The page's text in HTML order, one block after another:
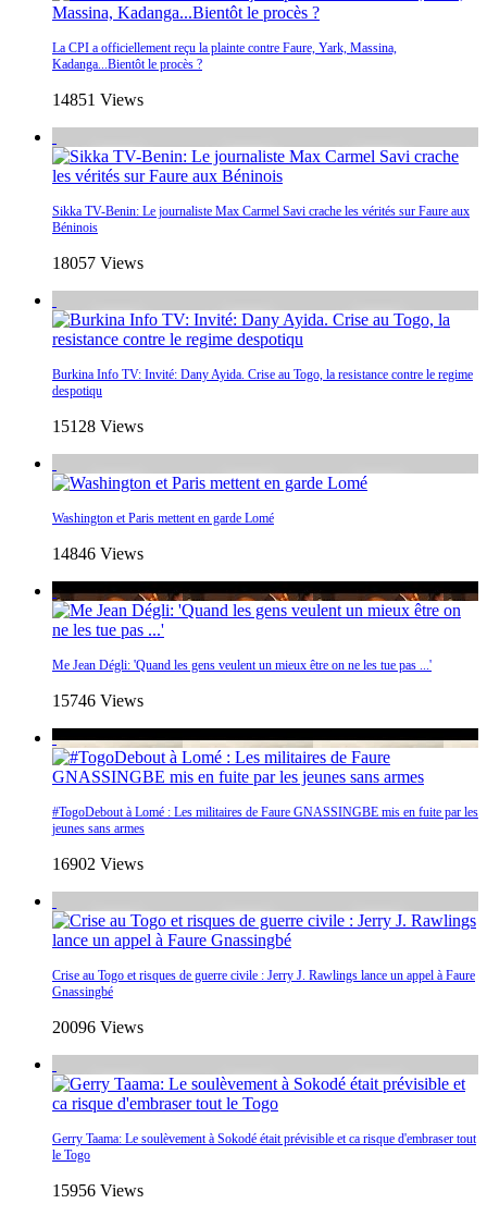
La CPI a officiellement reçu la plainte contre Faure, Yark, Massina,
Kadanga...Bientôt le procès ?
14851 Views
Sikka TV-Benin: Le journaliste Max Carmel Savi crache les vérités sur Faure aux
Béninois
18057 Views
Burkina Info TV: Invité: Dany Ayida. Crise au Togo, la resistance contre le regime
despotiqu
15128 Views
Washington et Paris mettent en garde Lomé
14846 Views
Me Jean Dégli: 'Quand les gens veulent un mieux être on ne les tue pas ...'
15746 Views
#TogoDebout à Lomé : Les militaires de Faure GNASSINGBE mis en fuite par les
jeunes sans armes
16902 Views
Crise au Togo et risques de guerre civile : Jerry J. Rawlings lance un appel à Faure
Gnassingbé
20096 Views
Gerry Taama: Le soulèvement à Sokodé était prévisible et ca risque d'embraser tout
le Togo
15956 Views